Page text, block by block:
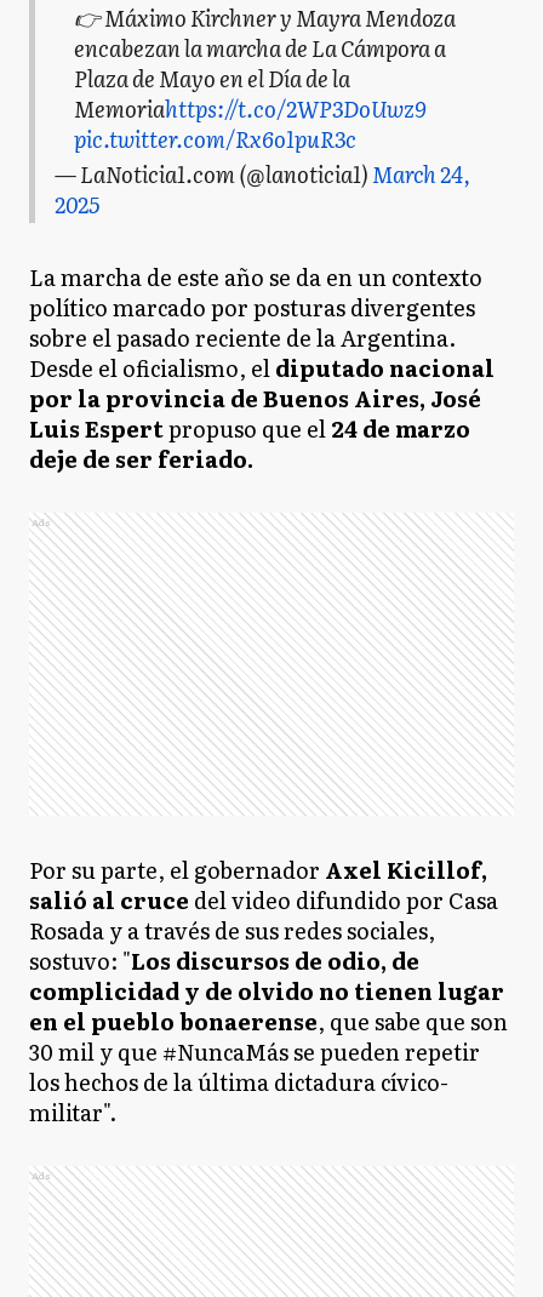
👉 Máximo Kirchner y Mayra Mendoza
encabezan la marcha de La Cámpora a
Plaza de Mayo en el Día de la
Memoriahttps://t.co/2WP3DoUwz9
pic.twitter.com/Rx6o1puR3c
— LaNoticia1.com (@lanoticia1)March 24,
2025
La marcha de este año se da en un contexto
político marcado por posturas divergentes
sobre el pasado reciente de la Argentina.
Desde el oficialismo, eldiputado nacional
por la provincia de Buenos Aires, José
Luis Espertpropuso que el24 de marzo
deje de ser feriado.
Ads
Por su parte, el gobernador Axel Kicillof,
salió al cruce del video difundido por Casa
Rosada y a través de sus redes sociales,
sostuvo: "Los discursos de odio, de
complicidad y de olvido no tienen lugar
en el pueblo bonaerense, que sabe que son
30 mil y que #NuncaMás se pueden repetir
los hechos de la última dictadura cívico-
militar".
Ads